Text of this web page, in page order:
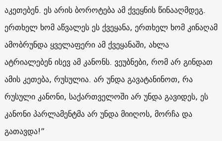
აკეთებენ. ეს არის ბოროტება ამ ქვეყნის წინააღმდეგ.
ერთხელ ხომ აწვალეს ეს ქვეყანა, ერთხელ ხომ კინაღამ
ამობრუნდა ყველაფერი ამ ქვეყანაში, ახლა
ატრიალებენ ისევ ამ კანონს. ვეუბნები, რომ არ გინდათ
ამის კეთება, რუსულია. არ უნდა გავატანინოთ, რა
რუსული კანონი, საქართველოში არ უნდა გავიდეს, ეს
კანონი პარლამენტმა არ უნდა მიიღოს, მორჩა და
გათავდა!”